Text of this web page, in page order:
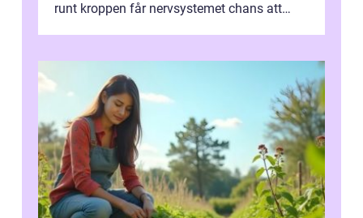
runt kroppen får nervsystemet chans att